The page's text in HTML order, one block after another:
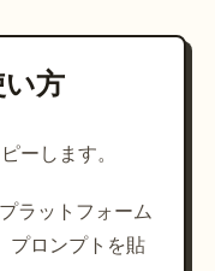
方
ーします。
ラットフォーム
プロンプトを貼